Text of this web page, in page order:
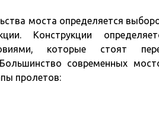
моста определяется
Конструкции
которые стоят
современных
пролетов: